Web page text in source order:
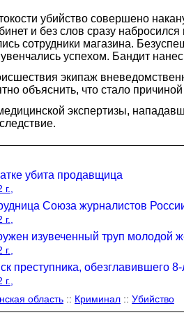
убийство совершено
и без слов сразу набросился
сотрудники магазина.
успехом. Бандит
экипаж
объяснить, что стало
экспертизы,
убита продавщица
Союза журналистов
изувеченный труп молодой
преступника, обезглавившего
область :: Криминал :: Убийство